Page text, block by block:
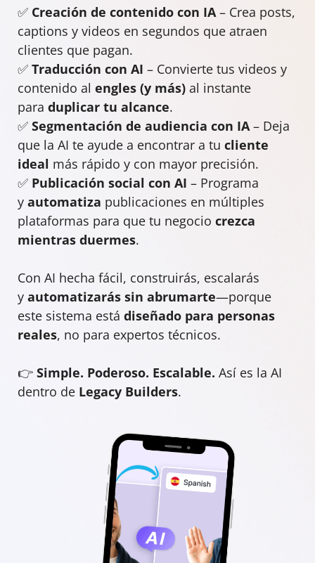
✅ Creación de contenido con IA– Crea posts,
captions y videos en segundos que atraen
clientes que pagan.
✅ Traducción con AI – Convierte tus videos y
contenido al engles (y más) al instante
para duplicar tu alcance.
✅ Segmentación de audiencia con IA– Deja
que la AI te ayude a encontrar a tu cliente
ideal más rápido y con mayor precisión.
✅ Publicación social con AI – Programa
y automatiza publicaciones en múltiples
plataformas para que tu negocio crezca
mientras duermes.
Con AI hecha fácil, construirás, escalarás
y automatizarás sin abrumarte—porque
este sistema está diseñado para personas
reales, no para expertos técnicos.
👉 Simple. Poderoso. Escalable. Así es la AI
dentro de Legacy Builders.